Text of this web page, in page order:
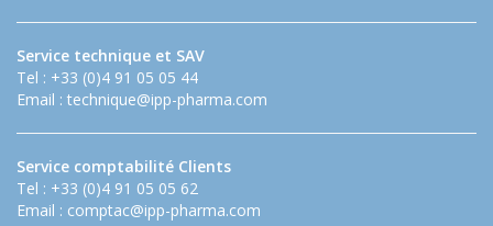
Service technique et SAV
Tel : +33 (0)4 91 05 05 44
Email : technique@ipp-pharma.com
Service comptabilité Clients
Tel : +33 (0)4 91 05 05 62
Email : comptac@ipp-pharma.com